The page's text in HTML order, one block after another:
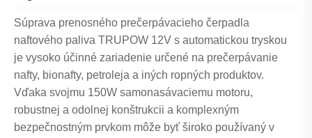
Súprava prenosného prečerpávacieho čerpadla
naftového paliva TRUPOW 12V s automatickou tryskou
je vysoko účinné zariadenie určené na prečerpávanie
nafty, bionafty, petroleja a iných ropných produktov.
Vďaka svojmu 150W samonasávaciemu motoru,
robustnej a odolnej konštrukcii a komplexným
bezpečnostným prvkom môže byť široko používaný v